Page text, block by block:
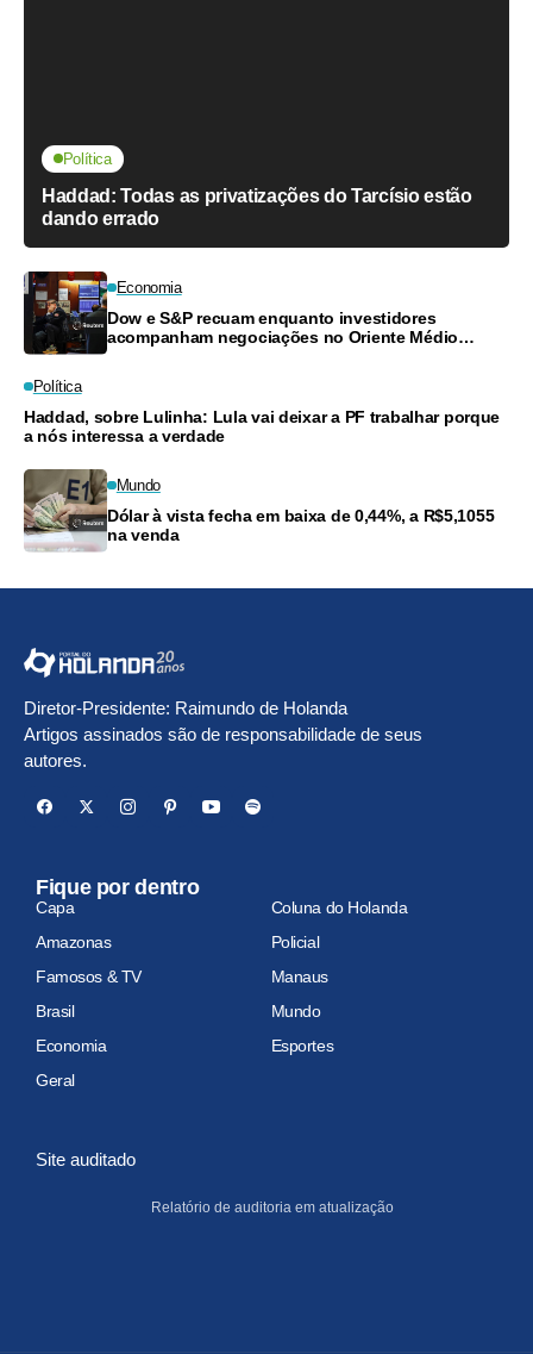
Política
Haddad: Todas as privatizações do Tarcísio estão
dando errado
Economia
Dow e S&P recuam enquanto investidores
acompanham negociações no Oriente Médio
Política
Haddad, sobre Lulinha: Lula vai deixar a PF trabalhar porque
a nós interessa a verdade
Mundo
Dólar à vista fecha em baixa de 0,44%, a R$5,1055
na venda
Diretor-Presidente: Raimundo de Holanda
Artigos assinados são de responsabilidade de seus
autores.
Fique por dentro
Capa
Coluna do Holanda
Amazonas
Policial
Famosos & TV
Manaus
Brasil
Mundo
Economia
Esportes
Geral
Site auditado
Relatório de auditoria em atualização